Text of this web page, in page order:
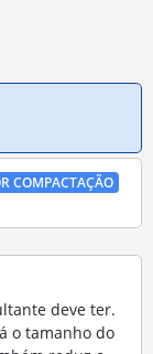
COMPACTAÇÃO
deve ter.
o tamanho do